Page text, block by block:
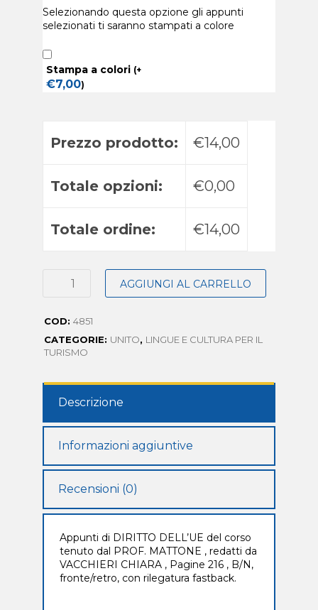
Selezionando questa opzione gli appunti
selezionati ti saranno stampati a colore
Stampa a colori (+
€7,00)
Prezzo prodotto: €14,00
Totale opzioni: €0,00
Totale ordine: €14,00
AGGIUNGI AL CARRELLO
COD: 4851
CATEGORIE: UNITO, LINGUE E CULTURA PER IL
TURISMO
Descrizione
Informazioni aggiuntive
Recensioni (0)
Appunti di DIRITTO DELL’UE del corso
tenuto dal PROF. MATTONE , redatti da
VACCHIERI CHIARA , Pagine 216 , B/N,
fronte/retro, con rilegatura fastback.